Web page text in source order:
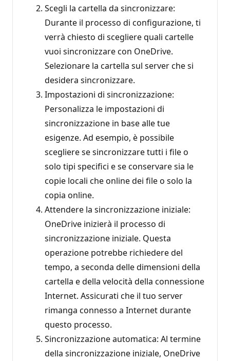
Scegli la cartella da sincronizzare:
Durante il processo di configurazione, ti
verrà chiesto di scegliere quali cartelle
vuoi sincronizzare con OneDrive.
Selezionare la cartella sul server che si
desidera sincronizzare.
Impostazioni di sincronizzazione:
Personalizza le impostazioni di
sincronizzazione in base alle tue
esigenze. Ad esempio, è possibile
scegliere se sincronizzare tutti i file o
solo tipi specifici e se conservare sia le
copie locali che online dei file o solo la
copia online.
Attendere la sincronizzazione iniziale:
OneDrive inizierà il processo di
sincronizzazione iniziale. Questa
operazione potrebbe richiedere del
tempo, a seconda delle dimensioni della
cartella e della velocità della connessione
Internet. Assicurati che il tuo server
rimanga connesso a Internet durante
questo processo.
Sincronizzazione automatica: Al termine
della sincronizzazione iniziale, OneDrive